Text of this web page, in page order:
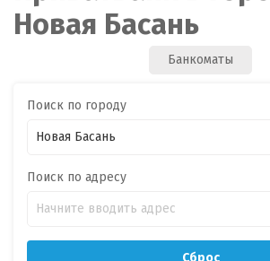
Новая Басань
Банкоматы
Поиск по городу
Поиск по адресу
Сброс